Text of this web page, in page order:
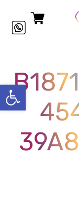
פתח